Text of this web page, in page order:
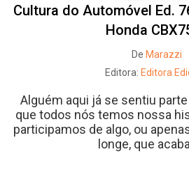
Cultura do Automóvel Ed.
Honda
De Marazzi
Editora: Editora
Alguém aqui já se sentiu
que todos nós temos nossa
participamos de algo, ou
longe, que